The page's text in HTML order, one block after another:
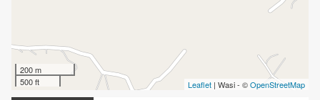
200 m
500 ft
Leaflet | Wasi - ©OpenStreetMap